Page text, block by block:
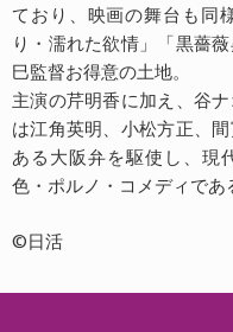
ており、映画の舞台も同
り・濡れた欲情」「黒薔
巳監督お得意の土地。
主演の芹明香に加え、谷
は江角英明、小松方正、
ある大阪弁を駆使し、現
色・ポルノ・コメディであ
©️日活